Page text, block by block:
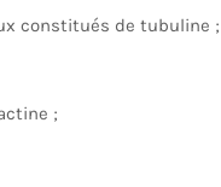
constitués de tubuline ;
;